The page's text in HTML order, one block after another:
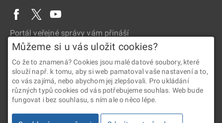
Portál veřejné správy vám přináší
2026 © Digitální a informační agentura • Informace jsou poskytovány
Můžeme si u vás uložit cookies?
Co že to znamená? Cookies jsou malé datové soubory, které
slouží např. k tomu, aby si web pamatoval vaše nastavení a to,
co vás zajímá, nebo abychom jej zlepšovali. Pro ukládání
různých typů cookies od vás potřebujeme souhlas. Web bude
fungovat i bez souhlasu, s ním ale o něco lépe.